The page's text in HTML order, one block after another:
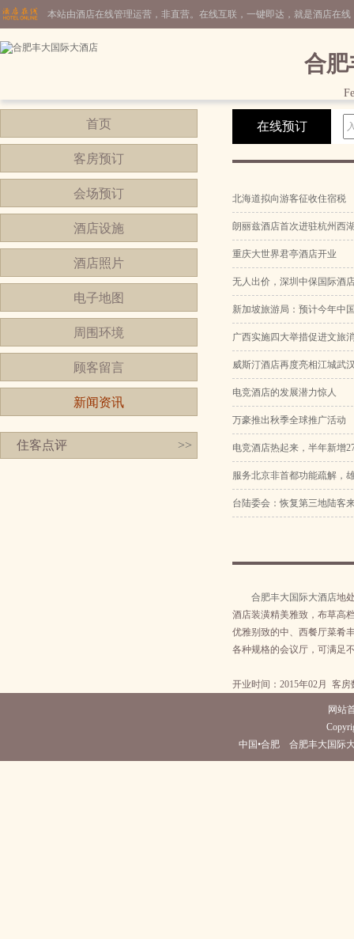
本站由酒店在线管理运营，非直营。在线互联，一键即达，就是酒店在线
合肥
首页
客房预订
会场预订
酒店设施
酒店照片
电子地图
周围环境
顾客留言
新闻资讯
住客点评 >>
在线预订
北海道拟向游客征收住宿税
朗丽兹酒店首次进驻杭州西
重庆大世界君亭酒店开业
无人出价，深圳中保国际酒
新加坡旅游局：预计今年中
广西实施四大举措促进文旅
威斯汀酒店再度亮相江城武
电竞酒店的发展潜力惊人
万豪推出秋季全球推广活动
电竞酒店热起来，半年新增
服务北京非首都功能疏解，
台陆委会：恢复第三地陆客
合肥丰大国际大酒店地
酒店装潢精美雅致，布草高
优雅别致的中、西餐厅菜肴
各种规格的会议厅，可满足
开业时间：2015年02月 客房
网站
中国•合肥 合肥丰大国际大